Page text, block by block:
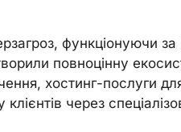
функціонуючи
повноцінну
хостинг-послуги
через